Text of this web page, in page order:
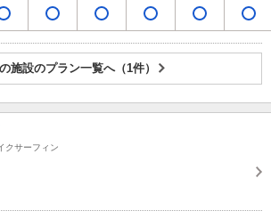
施設のプラン一覧へ（1件）
クサーフィン